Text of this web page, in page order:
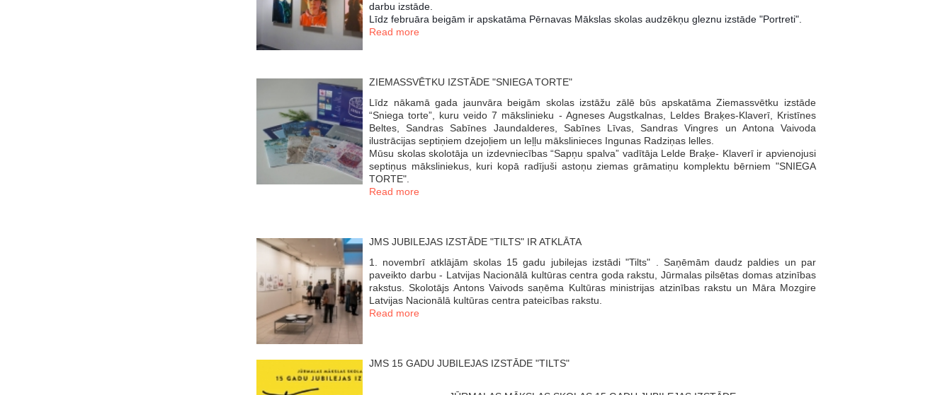
darbu izstāde.
Līdz februāra beigām ir apskatāma Pērnavas Mākslas skolas audzēkņu gleznu izstāde "Portreti".
Read more
ZIEMASSVĒTKU IZSTĀDE "SNIEGA TORTE"
Līdz nākamā gada jaunvāra beigām skolas izstāžu zālē būs apskatāma Ziemassvētku izstāde
“Sniega torte”, kuru veido 7 mākslinieku - Agneses Augstkalnas, Leldes Braķes-Klaverī, Kristīnes
Beltes, Sandras Sabīnes Jaundalderes, Sabīnes Līvas, Sandras Vingres un Antona Vaivoda
ilustrācijas septiņiem dzejoļiem un leļļu mākslinieces Ingunas Radziņas lelles.
Mūsu skolas skolotāja un izdevniecības “Sapņu spalva” vadītāja Lelde Braķe- Klaverī ir apvienojusi
septiņus māksliniekus, kuri kopā radījuši astoņu ziemas grāmatiņu komplektu bērniem "SNIEGA
TORTE".
Read more
JMS JUBILEJAS IZSTĀDE "TILTS" IR ATKLĀTA
1. novembrī atklājām skolas 15 gadu jubilejas izstādi "Tilts" . Saņēmām daudz paldies un par
paveikto darbu - Latvijas Nacionālā kultūras centra goda rakstu, Jūrmalas pilsētas domas atzinības
rakstus. Skolotājs Antons Vaivods saņēma Kultūras ministrijas atzinības rakstu un Māra Mozgire
Latvijas Nacionālā kultūras centra pateicības rakstu.
Read more
JMS 15 GADU JUBILEJAS IZSTĀDE "TILTS"